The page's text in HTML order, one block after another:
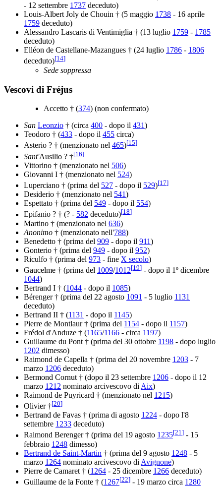
- 12 settembre 1737 deceduto)
Louis-Albert Joly de Chouin † (5 maggio 1738 - 16 aprile
1759 deceduto)
Alessandro Lascaris di Ventimiglia † (13 luglio 1759 - 1785
deceduto)
Elléon de Castellane-Mazangues † (24 luglio 1786 - 1806
deceduto)[14]
Sede soppressa
Vescovi di Fréjus
Accetto † (374) (non confermato)
San Leonzio † (circa 400 - dopo il 431)
Teodoro † (433 - dopo il 455 circa)
Asterio ? † (menzionato nel 465)[15]
Sant'Ausilio ? †[16]
Vittorino † (menzionato nel 506)
Giovanni I † (menzionato nel 524)
Luperciano † (prima del 527 - dopo il 529)[17]
Desiderio † (menzionato nel 541)
Espettato † (prima del 549 - dopo il 554)
Epifanio ? † (? - 582 deceduto)[18]
Martino † (menzionato nel 636)
Anonimo † (menzionato nell'788)
Benedetto † (prima del 909 - dopo il 911)
Gonterio † (prima del 949 - dopo il 952)
Riculfo † (prima del 973 - fine X secolo)
Gaucelme † (prima del 1009/1012[19] - dopo il 1º dicembre
1044)
Bertrand I † (1044 - dopo il 1085)
Bérenger † (prima del 22 agosto 1091 - 5 luglio 1131
deceduto)
Bertrand II † (1131 - dopo il 1145)
Pierre de Montlaur † (prima del 1154 - dopo il 1157)
Frédol d'Anduze † (1165/1166 - circa 1197)
Guillaume du Pont † (prima del 30 ottobre 1198 - dopo luglio
1202 dimesso)
Raimond de Capella † (prima del 20 novembre 1203 - 7
marzo 1206 deceduto)
Bermond Cornut † (dopo il 23 settembre 1206 - dopo il 12
marzo 1212 nominato arcivescovo di Aix)
Raimond de Puyricard † (menzionato nel 1215)
Olivier †[20]
Bertrand de Favas † (prima di agosto 1224 - dopo l'8
settembre 1233 deceduto)
Raimond Berenger † (prima del 19 agosto 1235[21] - 15
febbraio 1248 dimesso)
Bertrand de Saint-Martin † (prima del 9 agosto 1248 - 5
marzo 1264 nominato arcivescovo di Avignone)
Pierre de Camaret † (1264 - 25 dicembre 1266 deceduto)
Guillaume de la Fonte † (1267[22] - 19 marzo circa 1280